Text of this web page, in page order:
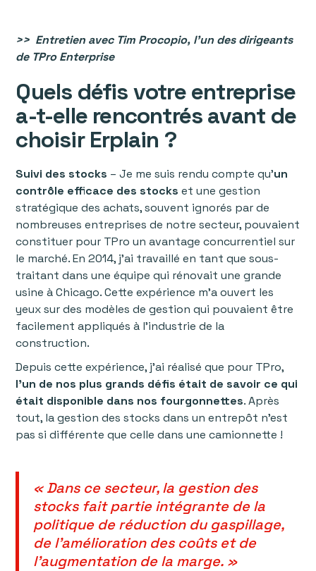
>> Entretien avec Tim Procopio, l'un des dirigeants
de TPro Enterprise
Quels défis votre entreprise
a-t-elle rencontrés avant de
choisir Erplain ?
Suivi des stocks – Je me suis rendu compte qu'un
contrôle efficace des stocks et une gestion
stratégique des achats, souvent ignorés par de
nombreuses entreprises de notre secteur, pouvaient
constituer pour TPro un avantage concurrentiel sur
le marché. En 2014, j'ai travaillé en tant que sous-
traitant dans une équipe qui rénovait une grande
usine à Chicago. Cette expérience m'a ouvert les
yeux sur des modèles de gestion qui pouvaient être
facilement appliqués à l'industrie de la
construction.
Depuis cette expérience, j’ai réalisé que pour TPro,
l’un de nos plus grands défis était de savoir ce qui
était disponible dans nos fourgonnettes. Après
tout, la gestion des stocks dans un entrepôt n’est
pas si différente que celle dans une camionnette !
« Dans ce secteur, la gestion des
stocks fait partie intégrante de la
politique de réduction du gaspillage,
de l'amélioration des coûts et de
l'augmentation de la marge. »